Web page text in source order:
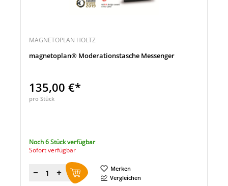
MAGNETOPLAN HOLTZ
magnetoplan® Moderationstasche Messenger
135,00 €*
pro Stück
Noch 6 Stück verfügbar
Sofort verfügbar
Menge
Merken
Vergleichen